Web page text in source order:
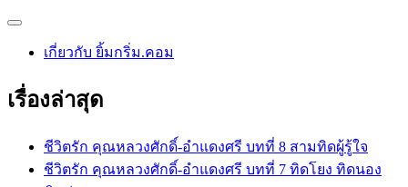
เกี่ยวกับ ยิ้มกริ่ม.คอม
เรื่องล่าสุด
ชีวิตรัก คุณหลวงศักดิ์-อำแดงศรี บทที่ 8 สามทิดผู้รู้ใจ
ชีวิตรัก คุณหลวงศักดิ์-อำแดงศรี บทที่ 7 ทิดโยง ทิดนอง